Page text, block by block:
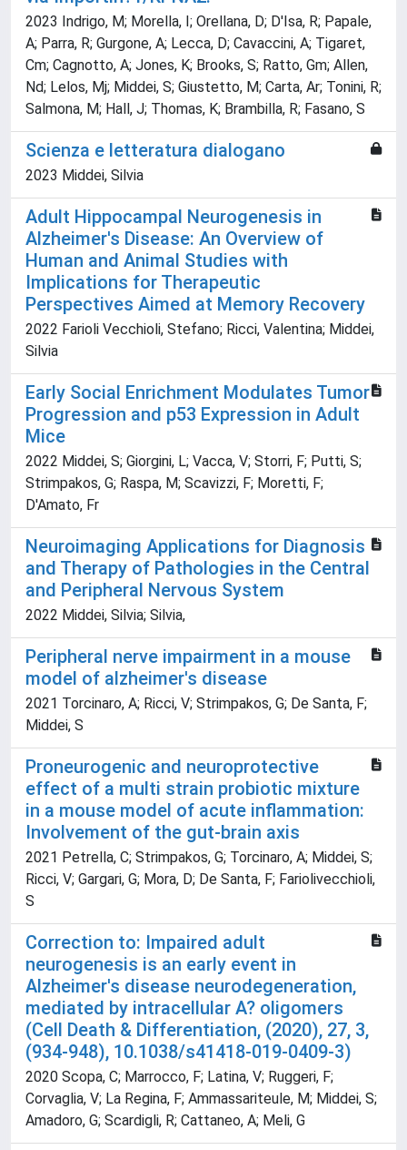
2023 Indrigo, M; Morella, I; Orellana, D; D'Isa, R; Papale,
A; Parra, R; Gurgone, A; Lecca, D; Cavaccini, A; Tigaret,
Cm; Cagnotto, A; Jones, K; Brooks, S; Ratto, Gm; Allen,
Nd; Lelos, Mj; Middei, S; Giustetto, M; Carta, Ar; Tonini, R;
Salmona, M; Hall, J; Thomas, K; Brambilla, R; Fasano, S
Scienza e letteratura dialogano
2023 Middei, Silvia
Adult Hippocampal Neurogenesis in
Alzheimer's Disease: An Overview of
Human and Animal Studies with
Implications for Therapeutic
Perspectives Aimed at Memory Recovery
2022 Farioli Vecchioli, Stefano; Ricci, Valentina; Middei,
Silvia
Early Social Enrichment Modulates Tumor
Progression and p53 Expression in Adult
Mice
2022 Middei, S; Giorgini, L; Vacca, V; Storri, F; Putti, S;
Strimpakos, G; Raspa, M; Scavizzi, F; Moretti, F;
D'Amato, Fr
Neuroimaging Applications for Diagnosis
and Therapy of Pathologies in the Central
and Peripheral Nervous System
2022 Middei, Silvia; Silvia,
Peripheral nerve impairment in a mouse
model of alzheimer's disease
2021 Torcinaro, A; Ricci, V; Strimpakos, G; De Santa, F;
Middei, S
Proneurogenic and neuroprotective
effect of a multi strain probiotic mixture
in a mouse model of acute inflammation:
Involvement of the gut-brain axis
2021 Petrella, C; Strimpakos, G; Torcinaro, A; Middei, S;
Ricci, V; Gargari, G; Mora, D; De Santa, F; Fariolivecchioli,
S
Correction to: Impaired adult
neurogenesis is an early event in
Alzheimer's disease neurodegeneration,
mediated by intracellular A? oligomers
(Cell Death & Differentiation, (2020), 27, 3,
(934-948), 10.1038/s41418-019-0409-3)
2020 Scopa, C; Marrocco, F; Latina, V; Ruggeri, F;
Corvaglia, V; La Regina, F; Ammassariteule, M; Middei, S;
Amadoro, G; Scardigli, R; Cattaneo, A; Meli, G